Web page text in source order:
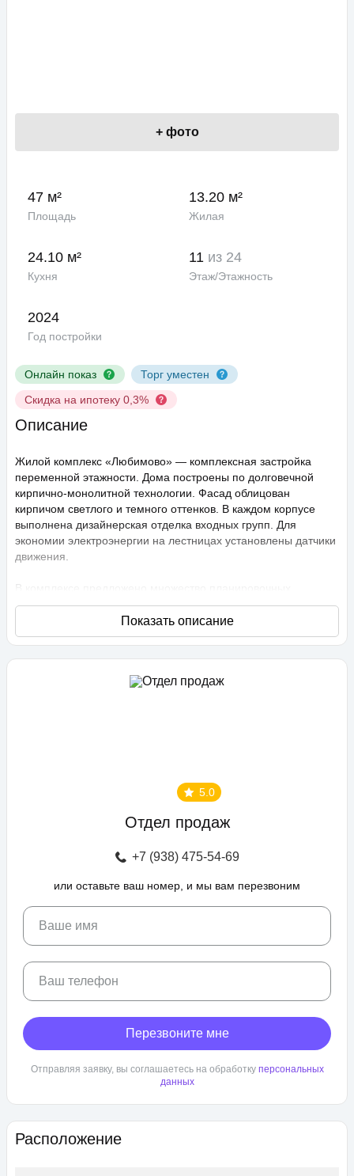
Онлайн показ
Торг уместен
Скидка на ипотеку 0,3%
+ фото
47 м²
Площадь
13.20 м²
Жилая
24.10 м²
Кухня
11 из 24
Этаж/Этажность
2024
Год постройки
Описание
Жилой комплекс «Любимово» — комплексная застройка
переменной этажности. Дома построены по долговечной
кирпично-монолитной технологии. Фасад облицован
кирпичом светлого и темного оттенков. В каждом корпусе
выполнена дизайнерская отделка входных групп. Для
экономии электроэнергии на лестницах установлены датчики
движения.
В комплексе предложено множество планировочных
решений: в наличии квартиры, как классического типа, так и
европланировки. Они сдаются с подчистовой отделкой,
высота потолков составляет 2,75 метра. В квартирах
расположены детские и спортивные площадки,
зоны отдыха с беседками, спроектирован бульвар и
автовладельцев предусмотрен крытый и гостевой паркинг.
ЖК «Любимово» находится в районе «Губернский». Внешняя
инфраструктура развита, в пешей доступности: школа,
детский сад, магазины, поликлиника, салоны красоты. До
центра Краснодара — 25 минут транспортом.
Расположение
5.0
Отдел продаж
+7 (938) 475-54-69
или оставьте ваш номер, и мы вам перезвоним
Ваше имя
Ваш телефон
Перезвоните мне
Отправляя заявку, вы соглашаетесь на обработку персональных
данных